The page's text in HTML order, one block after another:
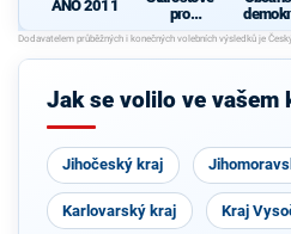
ANO 2011
pro
Liberecký
kraj
cká
Jak se volilo ve vašem
Jihočeský kraj
Karlovarský kraj Kraj